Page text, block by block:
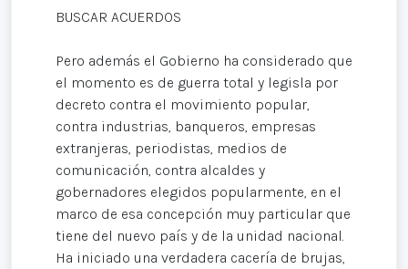
BUSCAR ACUERDOS
Pero además el Gobierno ha considerado que
el momento es de guerra total y legisla por
decreto contra el movimiento popular,
contra industrias, banqueros, empresas
extranjeras, periodistas, medios de
comunicación, contra alcaldes y
gobernadores elegidos popularmente, en el
marco de esa concepción muy particular que
tiene del nuevo país y de la unidad nacional.
Ha iniciado una verdadera cacería de brujas,